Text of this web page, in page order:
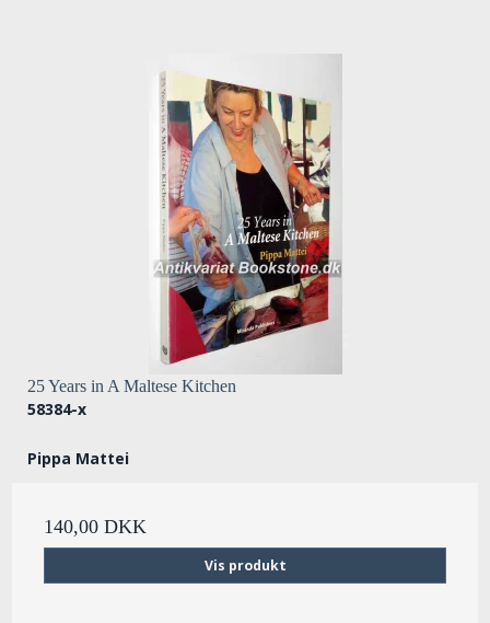
25 Years in A Maltese Kitchen
58384-x
Pippa Mattei
140,00 DKK
Vis produkt